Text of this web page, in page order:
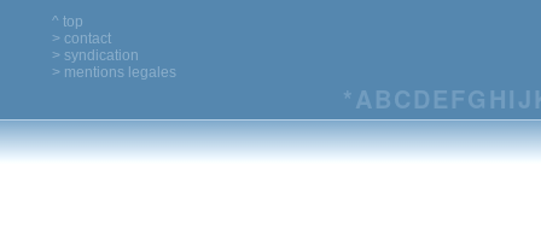
^ top
> contact
> syndication
> mentions legales
*ABCDEFG HIJ